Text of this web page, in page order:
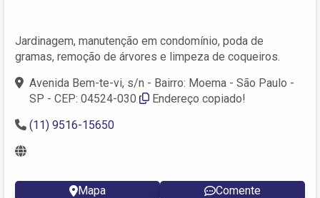
Jardinagem, manutenção em condomínio, poda de
gramas, remoção de árvores e limpeza de coqueiros.
Avenida Bem-te-vi, s/n - Bairro: Moema - São Paulo -
SP - CEP: 04524-030
Endereço copiado!
(11) 9516-15650
Mapa Comente